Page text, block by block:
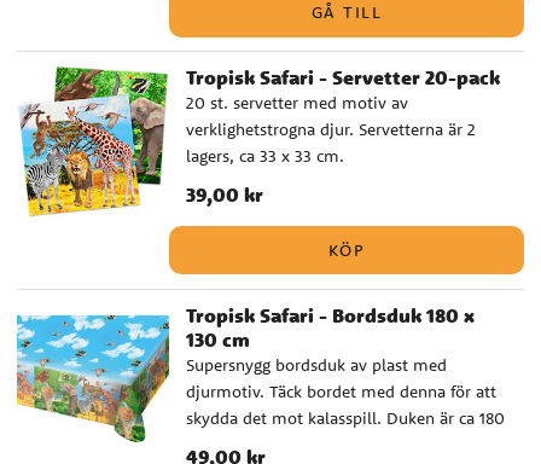
GÅ TILL
Tropisk Safari - Servetter 20-pack
20 st. servetter med motiv av
verklighetstrogna djur. Servetterna är 2
lagers, ca 33 x 33 cm.
Pris:39,00 kr
39,00 kr
KÖP
Tropisk Safari - Bordsduk 180 x
130 cm
Supersnygg bordsduk av plast med
djurmotiv. Täck bordet med denna för att
skydda det mot kalasspill. Duken är ca 180
x 130 cm stor.
Pris:49,00 kr
49,00 kr